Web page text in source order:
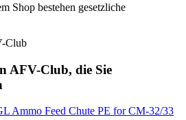
Shop bestehen gesetzliche
Club
AFV-Club, die Sie